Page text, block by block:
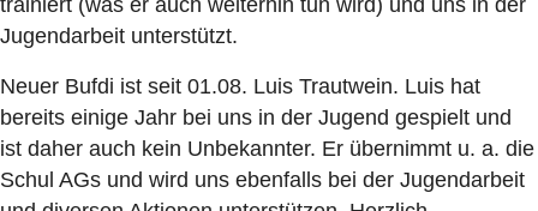
trainiert (was er auch weiterhin tun wird) und uns in der
Jugendarbeit unterstützt.
Neuer Bufdi ist seit 01.08. Luis Trautwein. Luis hat
bereits einige Jahr bei uns in der Jugend gespielt und
ist daher auch kein Unbekannter. Er übernimmt u. a. die
Schul AGs und wird uns ebenfalls bei der Jugendarbeit